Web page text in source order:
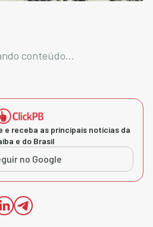
conteúdo...
e receba as principais notícias da
e do Brasil
no Google